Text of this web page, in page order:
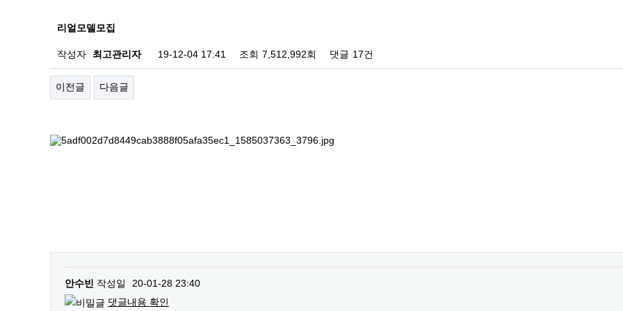
리얼모델모집
작성자 최고관리자 19-12-04 17:41 조회 7,512,992회 댓글 17건
이전글 다음글
안수빈 작성일
20-01-28 23:40
댓글내용 확인